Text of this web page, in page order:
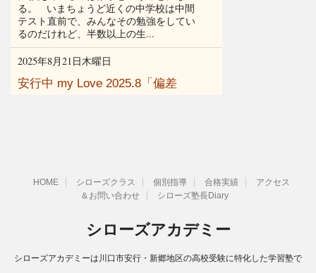
HOME シローズクラス 個別指導 合格実績
アクセス
＆お問い合わせ
シローズ塾長Diary
シローズアカデミー
シローズアカデミーは川口市安行・新郷地区の高校受験に特化した学習塾で